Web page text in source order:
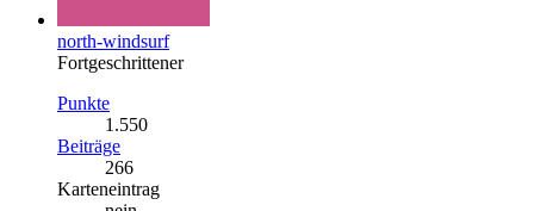
north-windsurf
Fortgeschrittener
Punkte
1.550
Beiträge
266
Karteneintrag